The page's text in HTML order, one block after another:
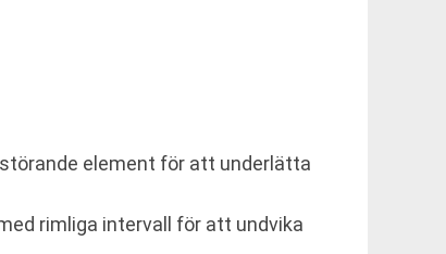
element för att underlätta
rimliga intervall för att undvika